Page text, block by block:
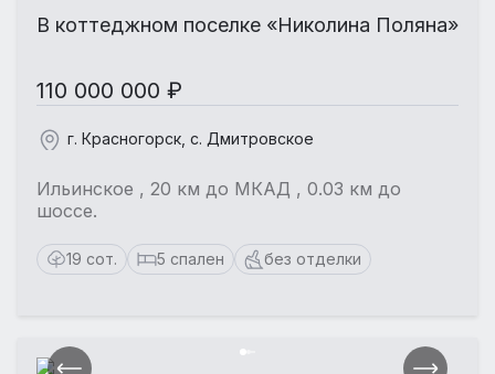
В коттеджном поселке «Николина Поляна»
110 000 000 ₽
г. Красногорск, с. Дмитровское
Ильинское , 20 км до МКАД , 0.03 км до
шоссе.
19 сот. 5 спален без отделки